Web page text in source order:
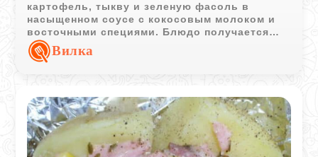
картофель, тыкву и зеленую фасоль в
насыщенном соусе с кокосовым молоком и
восточными специями. Блюдо получается
ярким, согревающим и очень насыщенным по
вкусу.Вилка